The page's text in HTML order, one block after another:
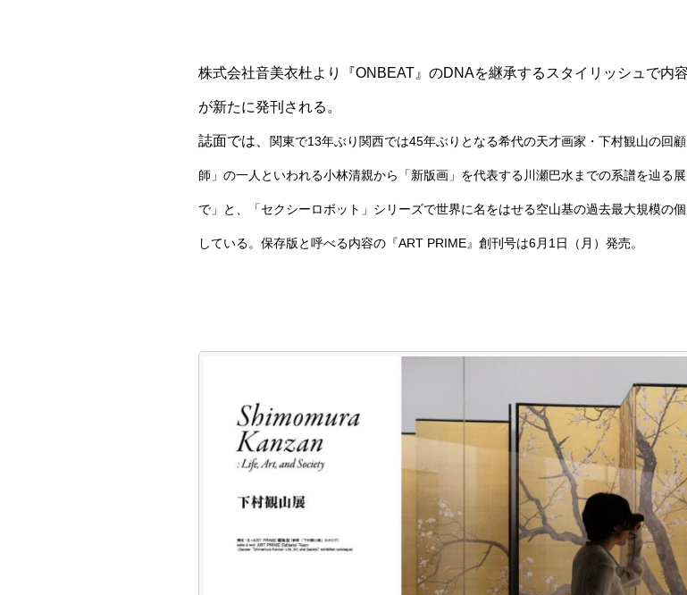
株式会社音美衣杜より『ONBEAT』のDNAを継承するスタイリッシュで内
が新たに発刊される。
誌面では、 関東で13年ぶり関西では45年ぶりとなる希代の天才画家・下村観山の回
師」の一人といわれる小林清親から「新版画」を代表する川瀬巴水までの系譜を辿る
で」と、 「セクシーロボット」シリーズで世界に名をはせる空山基の過去最大規模の
している。保存版と呼べる内容の『ART PRIME』創刊号は6月1日（月）発売。